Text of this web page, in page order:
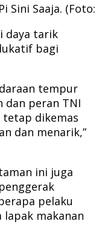
Sini Saaja.
daya tarik
bagi
tempur
dan peran TNI
tetap dikemas
dan menarik,”
ini juga
pelaku
makanan